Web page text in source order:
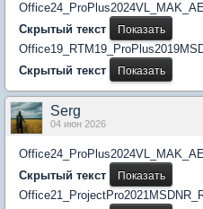
Скрытый текст
Скрытый текст
Serg
04 июн 2026
Скрытый текст